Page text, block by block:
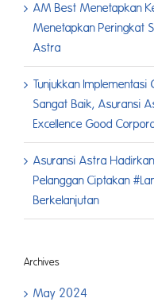
AM Best Menetapkan
Menetapkan Peringkat
Astra
Tunjukkan
Sangat Baik, Asuransi
Excellence Good
Asuransi Astra
Pelanggan Ciptakan
Berkelanjutan
Archives
May 2024